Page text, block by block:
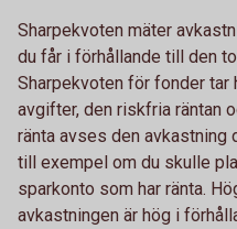
Sharpekvoten mäter
du får i förhållande till den
Sharpekvoten för fonder
avgifter, den riskfria räntan
ränta avses den avkastning
till exempel om du skulle
sparkonto som har ränta.
avkastningen är hög i